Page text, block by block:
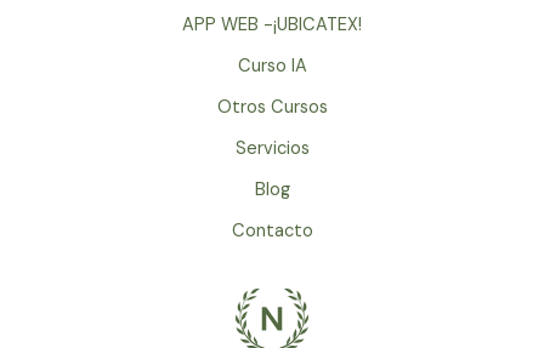
APP WEB -¡UBICATEX!
Curso IA
Otros Cursos
Servicios
Blog
Contacto